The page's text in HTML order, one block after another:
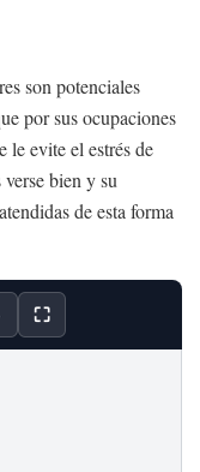
son potenciales
por sus ocupaciones
le evite el estrés de
bien y su
de esta forma
⛶